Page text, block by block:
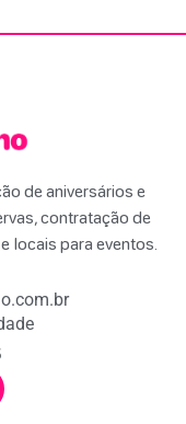
de aniversários e
contratação de
locais para eventos.